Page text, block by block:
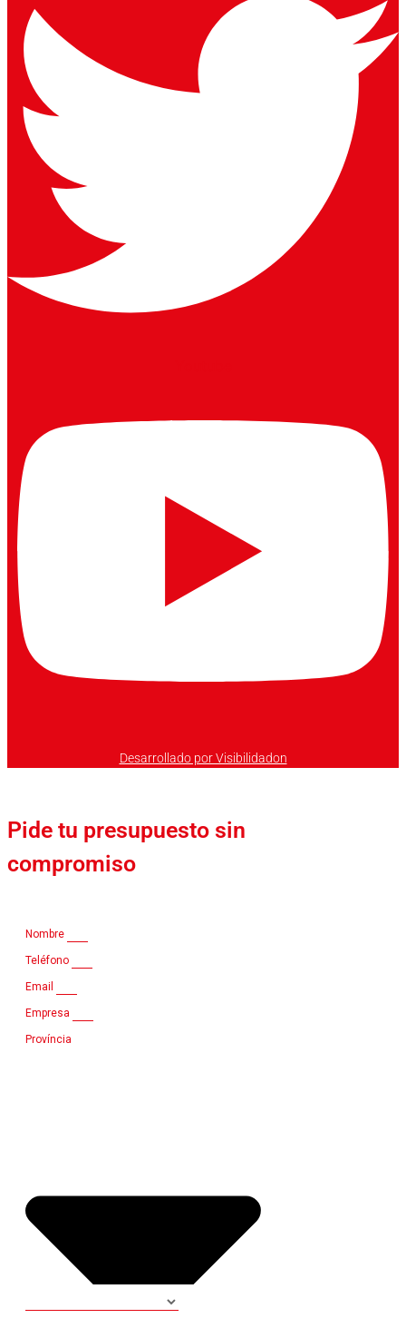
Desarrollado por Visibilidadon
Pide tu presupuesto sin
compromiso
Nombre
Teléfono
Email
Empresa
Província